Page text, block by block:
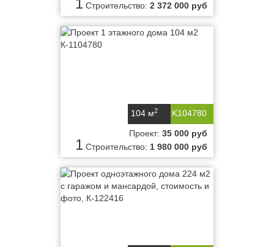
1 Строительство: 2 372 000 руб
K104780
104 м2
1
Проект: 35 000 руб
Строительство: 1 980 000 руб